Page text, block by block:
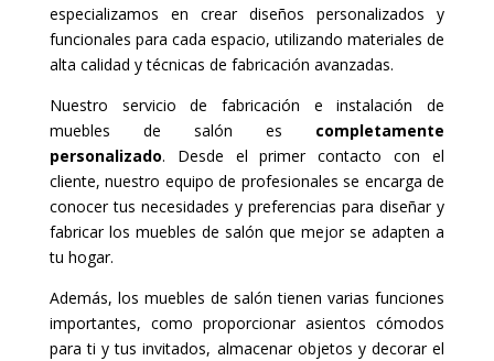
especializamos en crear diseños personalizados y
funcionales para cada espacio, utilizando materiales de
alta calidad y técnicas de fabricación avanzadas.
Nuestro servicio de fabricación e instalación de
muebles de salón es completamente
personalizado. Desde el primer contacto con el
cliente, nuestro equipo de profesionales se encarga de
conocer tus necesidades y preferencias para diseñar y
fabricar los muebles de salón que mejor se adapten a
tu hogar.
Además, los muebles de salón tienen varias funciones
importantes, como proporcionar asientos cómodos
para ti y tus invitados, almacenar objetos y decorar el